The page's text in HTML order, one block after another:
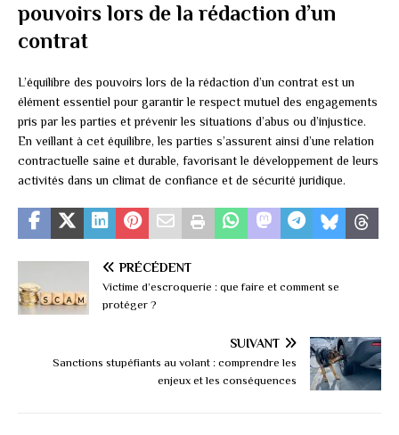
pouvoirs lors de la rédaction d’un
contrat
L’équilibre des pouvoirs lors de la rédaction d’un contrat est un
élément essentiel pour garantir le respect mutuel des engagements
pris par les parties et prévenir les situations d’abus ou d’injustice.
En veillant à cet équilibre, les parties s’assurent ainsi d’une relation
contractuelle saine et durable, favorisant le développement de leurs
activités dans un climat de confiance et de sécurité juridique.
PRÉCÉDENT
Victime d’escroquerie : que faire et comment se
protéger ?
SUIVANT
Sanctions stupéfiants au volant : comprendre les
enjeux et les conséquences